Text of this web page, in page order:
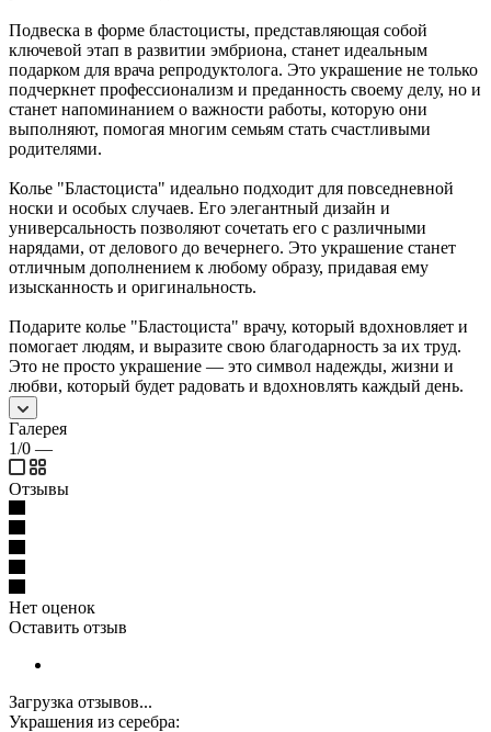
Подвеска в форме бластоцисты, представляющая собой
ключевой этап в развитии эмбриона, станет идеальным
подарком для врача репродуктолога. Это украшение не только
подчеркнет профессионализм и преданность своему делу, но и
станет напоминанием о важности работы, которую они
выполняют, помогая многим семьям стать счастливыми
родителями.
Колье "Бластоциста" идеально подходит для повседневной
носки и особых случаев. Его элегантный дизайн и
универсальность позволяют сочетать его с различными
нарядами, от делового до вечернего. Это украшение станет
отличным дополнением к любому образу, придавая ему
изысканность и оригинальность.
Подарите колье "Бластоциста" врачу, который вдохновляет и
помогает людям, и выразите свою благодарность за их труд.
Это не просто украшение — это символ надежды, жизни и
любви, который будет радовать и вдохновлять каждый день.
Галерея
1/0 —
Отзывы
Нет оценок
Оставить отзыв
Загрузка отзывов...
Украшения из серебра: